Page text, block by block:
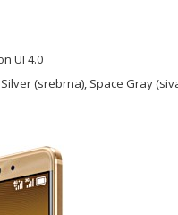
UI 4.0
(srebrna), Space Gray